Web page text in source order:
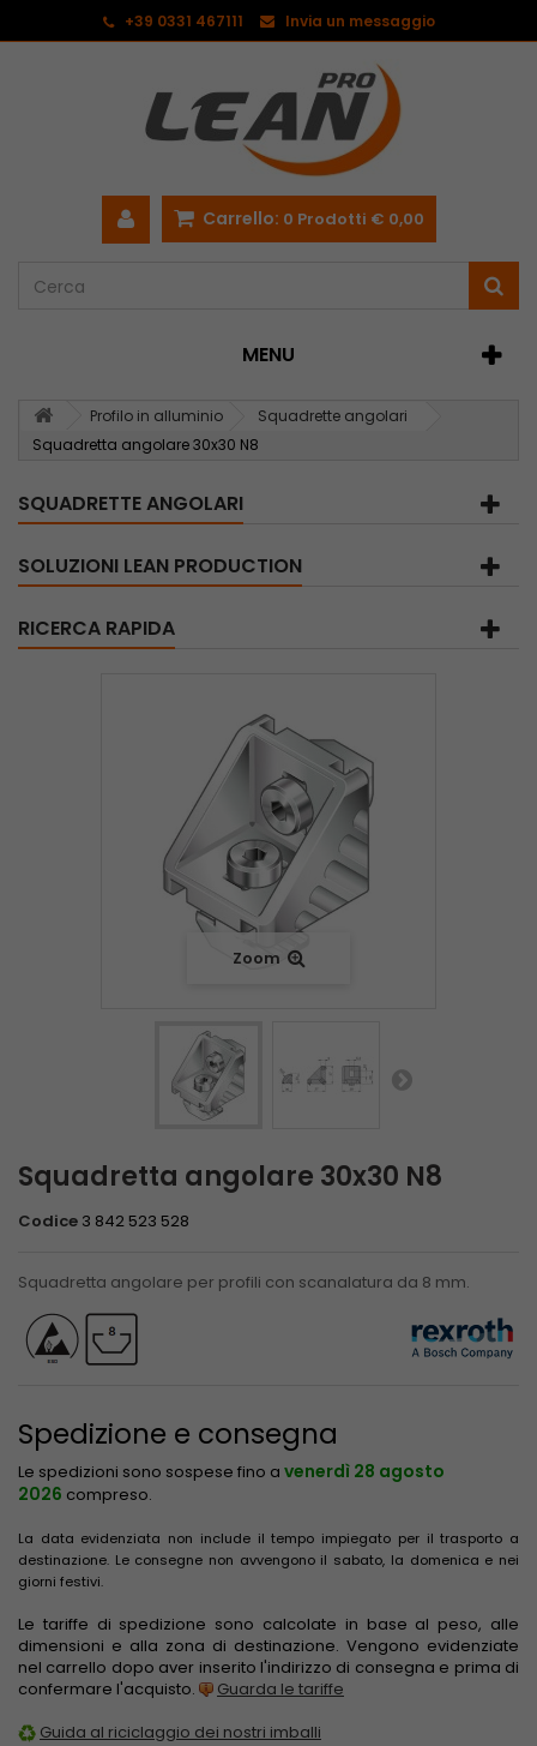
+39 0331 467111 Invia un messaggio
Carrello: 0 Prodotti € 0,00
MENU
Profilo in alluminio
Squadrette angolari
Squadretta angolare 30x30 N8
SQUADRETTE ANGOLARI
SOLUZIONI LEAN PRODUCTION
RICERCA RAPIDA
Zoom
Squadretta angolare 30x30 N8
Codice 3 842 523 528
Squadretta angolare per profili con scanalatura da 8 mm.
Spedizione e consegna
Le spedizioni sono sospese fino a venerdì 28 agosto
2026 compreso.
La data evidenziata non include il tempo impiegato per il trasporto a
destinazione. Le consegne non avvengono il sabato, la domenica e nei
giorni festivi.
Le tariffe di spedizione sono calcolate in base al peso, alle
dimensioni e alla zona di destinazione. Vengono evidenziate
nel carrello dopo aver inserito l'indirizzo di consegna e prima di
confermare l'acquisto.
Guarda le tariffe
Guida al riciclaggio dei nostri imballi